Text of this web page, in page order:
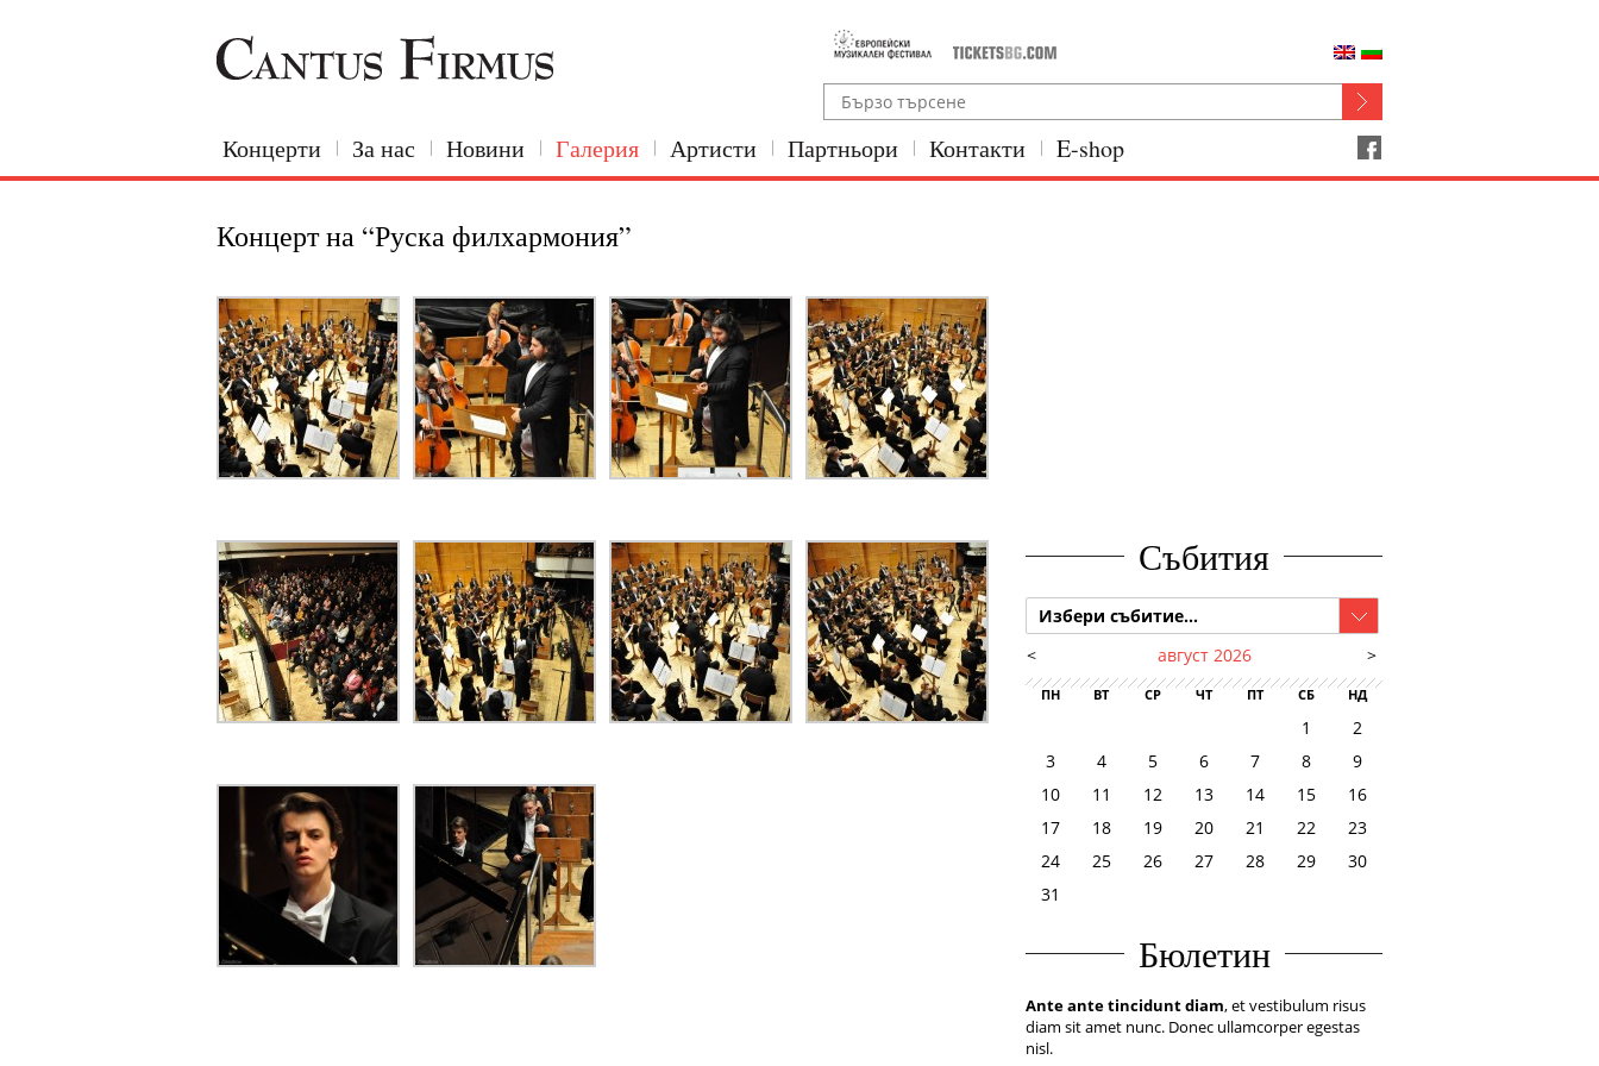
Концерти За нас Новини Галерия Артисти Партньори Контакти E-shop
Концерт на “Руска филхармония”
Събития
Избери събитие...
август 2026
ПН ВТ СР ЧТ ПТ СБ НД
< >
1
2
3
4 5 6 7 8
9
10
11 12 13 14 15
16
17
18 19 20 21 22
23
24
25 26 27 28 29
30
31
Бюлетин
Ante ante tincidunt diam, et vestibulum risus
diam sit amet nunc. Donec ullamcorper egestas
nisl.